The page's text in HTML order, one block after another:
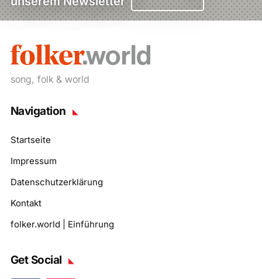
song, folk & world
Navigation
Startseite
Impressum
Datenschutzerklärung
Kontakt
folker.world | Einführung
Get Social